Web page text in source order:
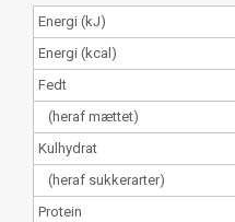
Energi (kJ)
Energi (kcal)
Fedt
(heraf mættet)
Kulhydrat
(heraf sukkerarter)
Protein